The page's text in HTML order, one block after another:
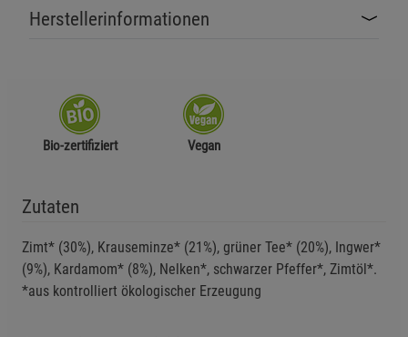
Herstellerinformationen
Bio-zertifiziert Vegan
Zutaten
Zimt* (30%), Krauseminze* (21%), grüner Tee* (20%), Ingwer*
(9%), Kardamom* (8%), Nelken*, schwarzer Pfeffer*, Zimtöl*.
*aus kontrolliert ökologischer Erzeugung